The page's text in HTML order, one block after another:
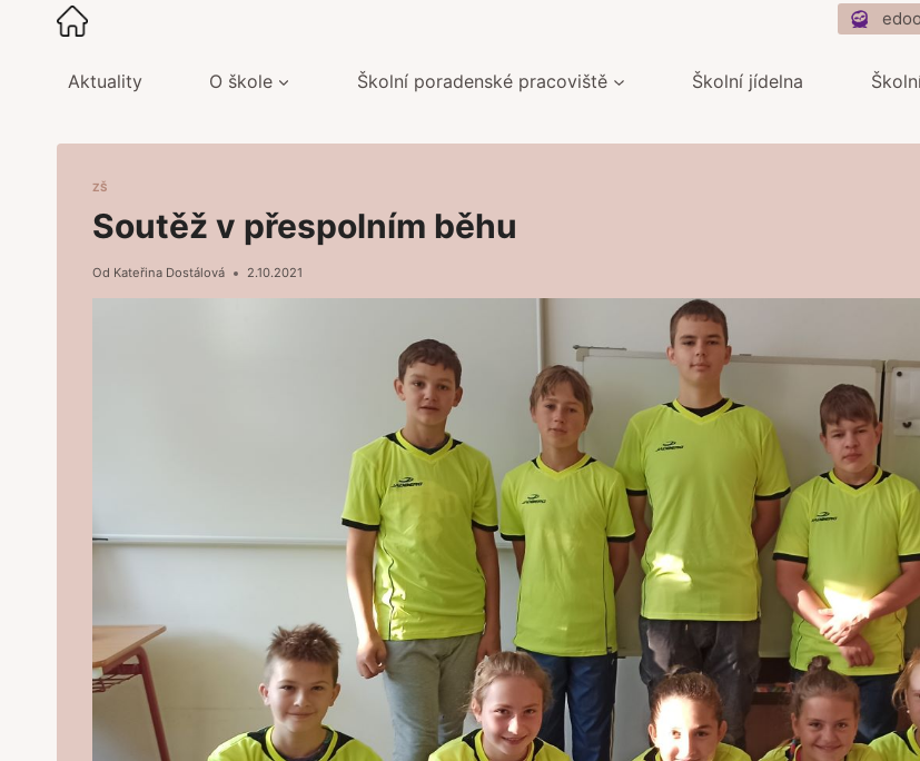
Přeskočit
Aktuality O škole Školní poradenské pracoviště Školní jídelna
ZŠ
Soutěž v přespolním běhu
Od Kateřina Dostálová 2.10.2021